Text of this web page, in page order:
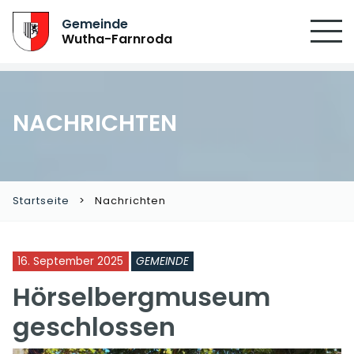
Gemeinde
Wutha-Farnroda
NACHRICHTEN
Startseite Nachrichten
16. September 2025 GEMEINDE
Hörselbergmuseum
geschlossen